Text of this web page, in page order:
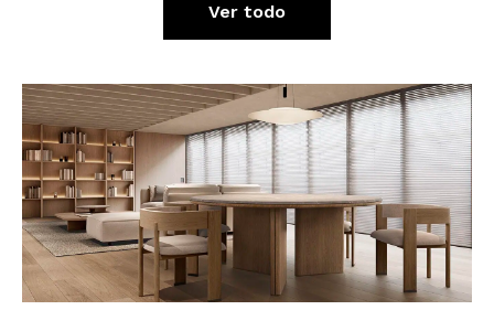
Ver todo